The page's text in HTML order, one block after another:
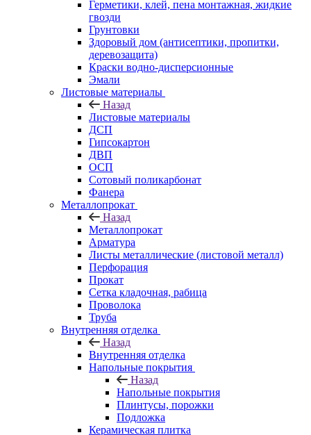
Герметики, клей, пена монтажная, жидкие
гвозди
Грунтовки
Здоровый дом (антисептики, пропитки,
деревозащита)
Краски водно-дисперсионные
Эмали
Листовые материалы
Назад
Листовые материалы
ДСП
Гипсокартон
ДВП
ОСП
Сотовый поликарбонат
Фанера
Металлопрокат
Назад
Металлопрокат
Арматура
Листы металлические (листовой металл)
Перфорация
Прокат
Сетка кладочная, рабица
Проволока
Труба
Внутренняя отделка
Назад
Внутренняя отделка
Напольные покрытия
Назад
Напольные покрытия
Плинтусы, порожки
Подложка
Керамическая плитка